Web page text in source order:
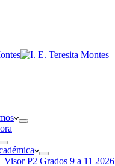
Visor P2 Grados 9 a 11 2026